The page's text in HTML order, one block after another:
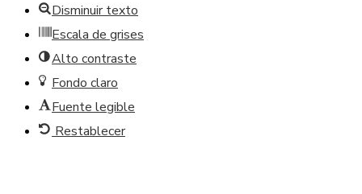
Disminuir texto
Escala de grises
Alto contraste
Fondo claro
Fuente legible
Restablecer